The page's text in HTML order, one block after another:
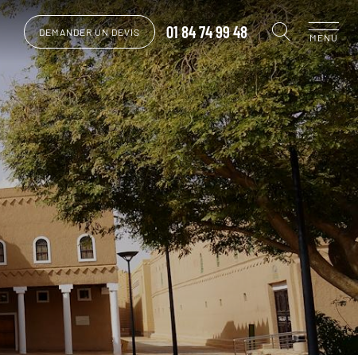
DEMANDER UN DEVIS 01 84 74 99 48 MENU